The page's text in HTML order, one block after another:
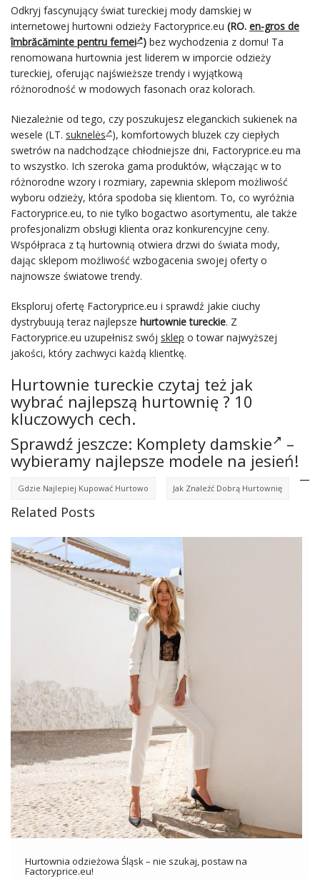
Odkryj fascynujący świat tureckiej mody damskiej w
internetowej hurtowni odzieży Factoryprice.eu (RO. en-gros de
îmbrăcăminte pentru femei ) bez wychodzenia z domu! Ta
renomowana hurtownia jest liderem w imporcie odzieży
tureckiej, oferując najświeższe trendy i wyjątkową
różnorodność w modowych fasonach oraz kolorach.
Niezależnie od tego, czy poszukujesz eleganckich sukienek na
wesele (LT. suknelės ), komfortowych bluzek czy ciepłych
swetrów na nadchodzące chłodniejsze dni, Factoryprice.eu ma
to wszystko. Ich szeroka gama produktów, włączając w to
różnorodne wzory i rozmiary, zapewnia sklepom możliwość
wyboru odzieży, która spodoba się klientom. To, co wyróżnia
Factoryprice.eu, to nie tylko bogactwo asortymentu, ale także
profesjonalizm obsługi klienta oraz konkurencyjne ceny.
Współpraca z tą hurtownią otwiera drzwi do świata mody,
dając sklepom możliwość wzbogacenia swojej oferty o
najnowsze światowe trendy.
Eksploruj ofertę Factoryprice.eu i sprawdź jakie ciuchy
dystrybuują teraz najlepsze hurtownie tureckie. Z
Factoryprice.eu uzupełnisz swój sklep o towar najwyższej
jakości, który zachwyci każdą klientkę.
Hurtownie tureckie czytaj też jak
wybrać najlepszą hurtownię ? 10
kluczowych cech.
Sprawdź jeszcze: Komplety damskie
–
wybieramy najlepsze modele na jesień!
Gdzie Najlepiej Kupować Hurtowo Jak Znaleźć Dobrą Hurtownię
Related Posts
Hurtownia odzieżowa Śląsk – nie szukaj, postaw na
Factoryprice.eu!